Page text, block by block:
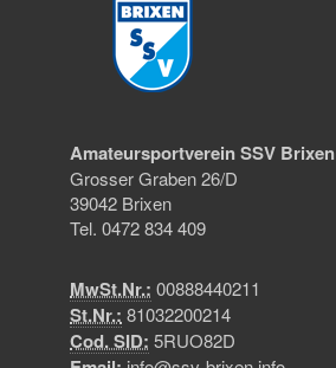
Amateursportverein SSV Brixen
Grosser Graben 26/D
39042 Brixen
Tel. 0472 834 409
MwSt.Nr.: 00888440211
St.Nr.: 81032200214
Cod. SID: 5RUO82D